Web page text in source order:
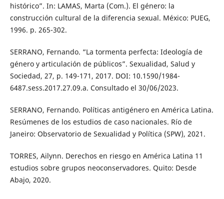
histórico”. In: LAMAS, Marta (Com.). El género: la
construcción cultural de la diferencia sexual. México: PUEG,
1996. p. 265-302.
SERRANO, Fernando. “La tormenta perfecta: Ideología de
género y articulación de públicos”. Sexualidad, Salud y
Sociedad, 27, p. 149-171, 2017. DOI: 10.1590/1984-
6487.sess.2017.27.09.a. Consultado el 30/06/2023.
SERRANO, Fernando. Políticas antigénero en América Latina.
Resúmenes de los estudios de caso nacionales. Río de
Janeiro: Observatorio de Sexualidad y Política (SPW), 2021.
TORRES, Ailynn. Derechos en riesgo en América Latina 11
estudios sobre grupos neoconservadores. Quito: Desde
Abajo, 2020.